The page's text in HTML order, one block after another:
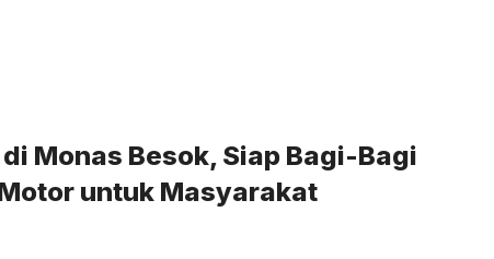
Monas Besok, Siap Bagi-Bagi
untuk Masyarakat